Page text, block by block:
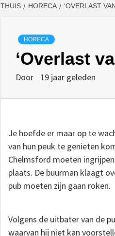
THUIS HORECA ‘OVERLAST
HORECA
‘Overlast
Door 19 jaar geleden
Je hoefde er maar op te
van hun peuk te genieten
Chelmsford moeten
plaats. De buurman klaagt
pub moeten zijn gaan roken.
Volgens de uitbater van de
waarvan hij niet kan